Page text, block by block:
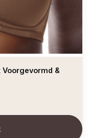
Voorgevormd &